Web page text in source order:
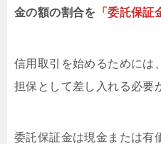
金の額の割合を
「委託保証
信用取引を始めるためには
担保として差し入れる必要
委託保証金は現金または有